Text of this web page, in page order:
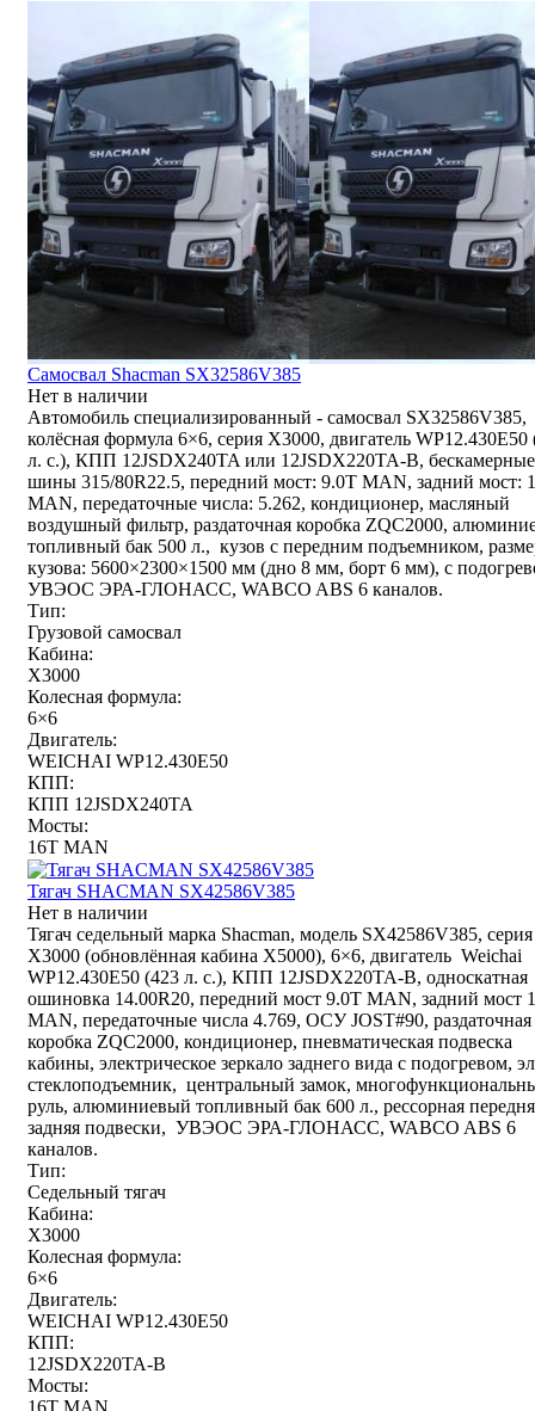
Самосвал Shacman SX32586V385
Нет в наличии
Автомобиль специализированный - самосвал SX32586V385,
колёсная формула 6×6, серия X3000, двигатель WP12.430E50
л. с.), КПП 12JSDX240TA или 12JSDX220TA-B, бескамерные
шины 315/80R22.5, передний мост: 9.0T MAN, задний мост:
MAN, передаточные числа: 5.262, кондиционер, масляный
воздушный фильтр, раздаточная коробка ZQC2000,
топливный бак 500 л., кузов с передним подъемником,
кузова: 5600×2300×1500 мм (дно 8 мм, борт 6 мм), с
УВЭОС ЭРА-ГЛОНАСС, WABCO ABS 6 каналов.
Тип:
Грузовой самосвал
Кабина:
X3000
Колесная формула:
6×6
Двигатель:
WEICHAI WP12.430E50
КПП:
КПП 12JSDX240TA
Мосты:
16T MAN
Тягач SHACMAN SX42586V385
Нет в наличии
Тягач седельный марка Shacman, модель SX42586V385, серия
Х3000 (обновлённая кабина X5000), 6×6, двигатель Weichai
WP12.430E50 (423 л. с.), КПП 12JSDX220TA-B, односкатная
ошиновка 14.00R20, передний мост 9.0T MAN, задний мост
MAN, передаточные числа 4.769, ОСУ JOST#90, раздаточная
коробка ZQC2000, кондиционер, пневматическая подвеска
кабины, электрическое зеркало заднего вида с подогревом,
стеклоподъемник, центральный замок,
руль, алюминиевый топливный бак 600 л., рессорная
задняя подвески, УВЭОС ЭРА-ГЛОНАСС, WABCO ABS 6
каналов.
Тип:
Седельный тягач
Кабина:
X3000
Колесная формула:
6×6
Двигатель:
WEICHAI WP12.430E50
КПП:
12JSDX220TA-B
Мосты:
16T MAN